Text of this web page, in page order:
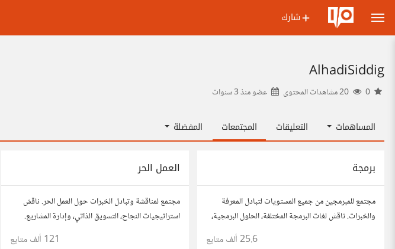
شارك
AlhadiSiddig
عضو منذ3 سنوات
المساهمات التعليقات المجتمعات المفضلة
برمجة
مجتمع للمبرمجين من جميع المستويات لتبادل المعرفة
والخبرات. ناقش لغات البرمجة المختلفة، الحلول البرمجية،
25.6 ألف متابع
العمل الحر
مجتمع لمناقشة وتبادل الخبرات حول العمل الحر. ناقش
استراتيجيات النجاح، التسويق الذاتي، وإدارة المشاريع.
شارك قصصك، نصائحك، وأسئلتك، وتواصل مع محترفين
121 ألف متابع